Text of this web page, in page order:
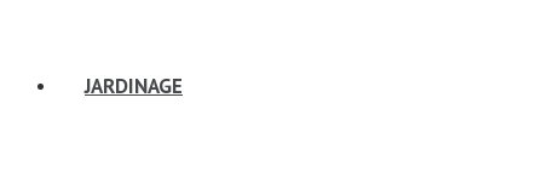
JARDINAGE